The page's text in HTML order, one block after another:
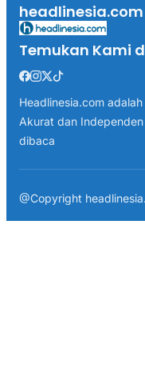
headlinesia.com
Temukan Kami
Headlinesia.com
Akurat dan
dibaca
@Copyright